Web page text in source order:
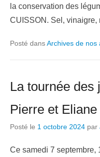
la conservation des
CUISSON. Sel, vinaigre,
Posté dansArchives de nos
La tournée des
Pierre et
Posté le 1 octobre 2024 par
Ce samedi 7 septembre,